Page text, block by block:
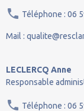
Téléphone : 06
Mail :
LECLERCQ Anne
Responsable
Téléphone : 06